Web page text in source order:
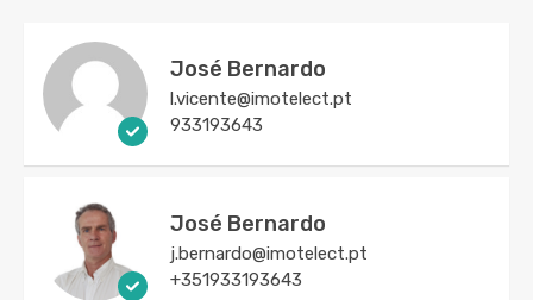
José Bernardo
l.vicente@imotelect.pt
933193643
José Bernardo
j.bernardo@imotelect.pt
+351933193643